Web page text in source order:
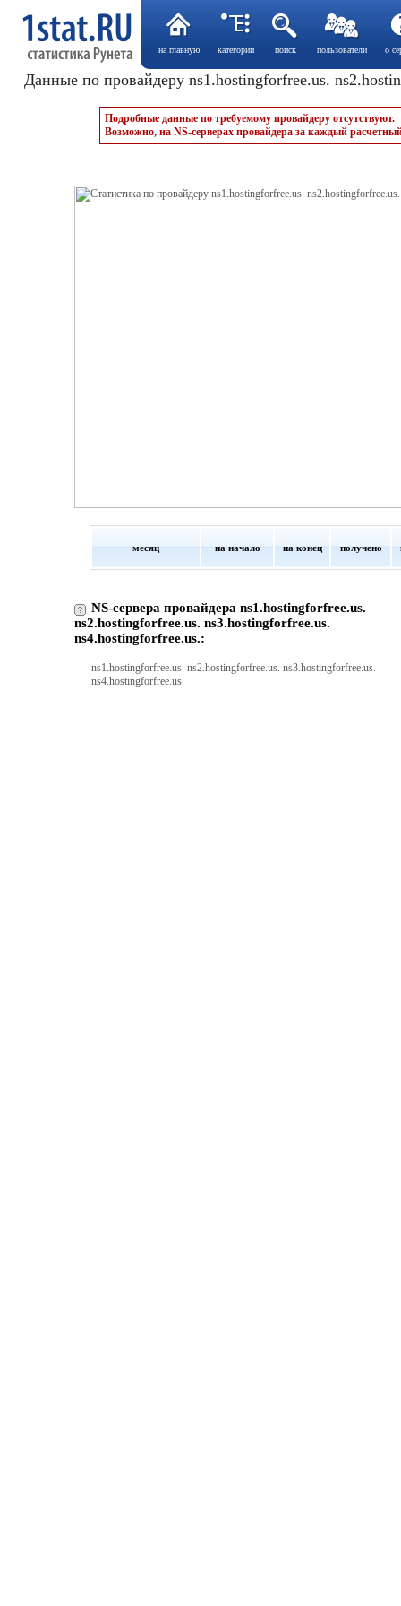
на главную категории поиск пользователи о
Данные по провайдеру ns1.hostingforfree.us.
Подробные данные по требуемому провайдеру отсутствуют.
Возможно, на NS-серверах провайдера за каждый
месяц на начало на конец получено
NS-сервера провайдера ns1.hostingforfree.us.
ns2.hostingforfree.us. ns3.hostingforfree.us.
ns4.hostingforfree.us.:
ns1.hostingforfree.us. ns2.hostingforfree.us. ns3.hostingforfree.us.
ns4.hostingforfree.us.